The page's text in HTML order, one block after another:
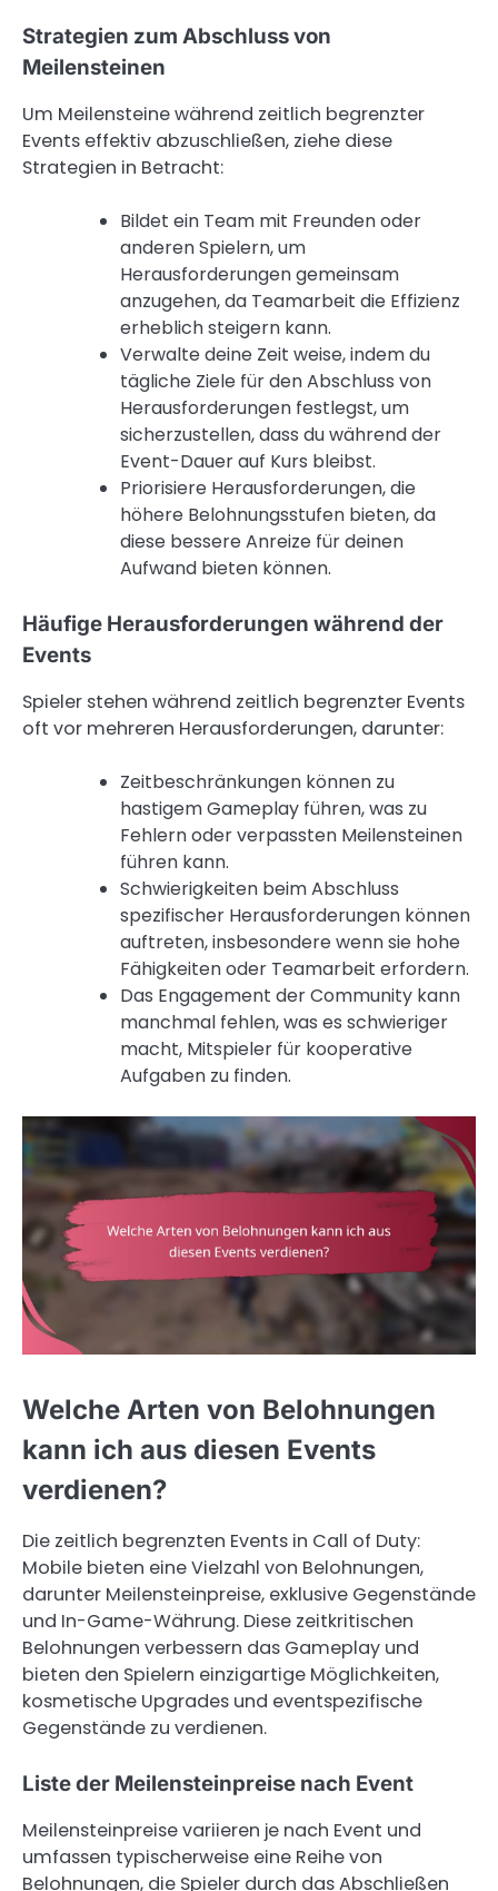
Strategien zum Abschluss von
Meilensteinen
Um Meilensteine während zeitlich begrenzter
Events effektiv abzuschließen, ziehe diese
Strategien in Betracht:
Bildet ein Team mit Freunden oder
anderen Spielern, um
Herausforderungen gemeinsam
anzugehen, da Teamarbeit die Effizienz
erheblich steigern kann.
Verwalte deine Zeit weise, indem du
tägliche Ziele für den Abschluss von
Herausforderungen festlegst, um
sicherzustellen, dass du während der
Event-Dauer auf Kurs bleibst.
Priorisiere Herausforderungen, die
höhere Belohnungsstufen bieten, da
diese bessere Anreize für deinen
Aufwand bieten können.
Häufige Herausforderungen während der
Events
Spieler stehen während zeitlich begrenzter Events
oft vor mehreren Herausforderungen, darunter:
Zeitbeschränkungen können zu
hastigem Gameplay führen, was zu
Fehlern oder verpassten Meilensteinen
führen kann.
Schwierigkeiten beim Abschluss
spezifischer Herausforderungen können
auftreten, insbesondere wenn sie hohe
Fähigkeiten oder Teamarbeit erfordern.
Das Engagement der Community kann
manchmal fehlen, was es schwieriger
macht, Mitspieler für kooperative
Aufgaben zu finden.
Welche Arten von Belohnungen
kann ich aus diesen Events
verdienen?
Die zeitlich begrenzten Events in Call of Duty:
Mobile bieten eine Vielzahl von Belohnungen,
darunter Meilensteinpreise, exklusive Gegenstände
und In-Game-Währung. Diese zeitkritischen
Belohnungen verbessern das Gameplay und
bieten den Spielern einzigartige Möglichkeiten,
kosmetische Upgrades und eventspezifische
Gegenstände zu verdienen.
Liste der Meilensteinpreise nach Event
Meilensteinpreise variieren je nach Event und
umfassen typischerweise eine Reihe von
Belohnungen, die Spieler durch das Abschließen